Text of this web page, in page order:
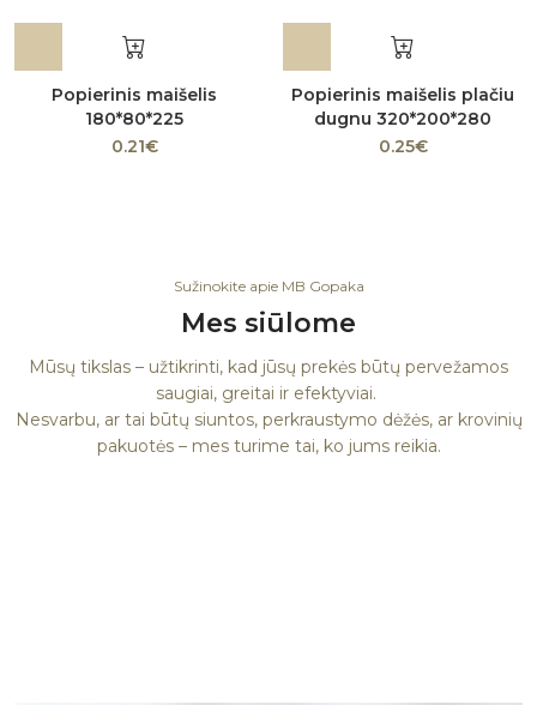
Popierinis maišelis
180*80*225
0.21€
Popierinis maišelis plačiu
dugnu 320*200*280
0.25€
Sužinokite apie MB Gopaka
Mes siūlome
Mūsų tikslas – užtikrinti, kad jūsų prekės būtų pervežamos
saugiai, greitai ir efektyviai.
Nesvarbu, ar tai būtų siuntos, perkraustymo dėžės, ar krovinių
pakuotės – mes turime tai, ko jums reikia.